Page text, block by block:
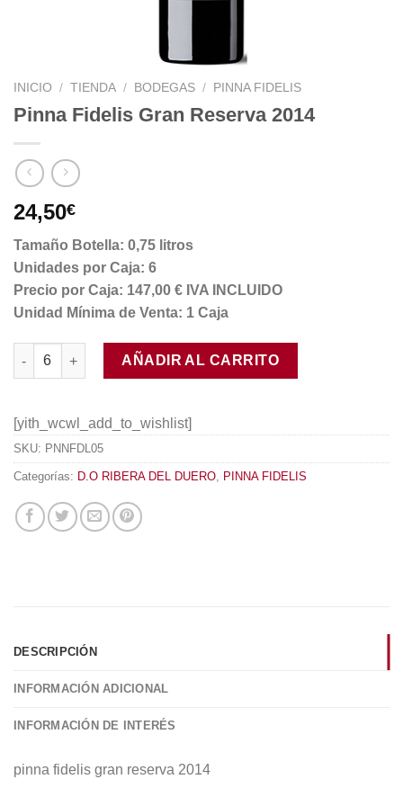
INICIO / TIENDA / BODEGAS / PINNA FIDELIS
Pinna Fidelis Gran Reserva 2014
24,50€
Tamaño Botella: 0,75 litros
Unidades por Caja: 6
Precio por Caja: 147,00 € IVA INCLUIDO
Unidad Mínima de Venta: 1 Caja
Pinna Fidelis Gran Reserva 2014 cantidad
AÑADIR AL CARRITO
[yith_wcwl_add_to_wishlist]
SKU: PNNFDL05
Categorías: D.O RIBERA DEL DUERO, PINNA FIDELIS
DESCRIPCIÓN
INFORMACIÓN ADICIONAL
INFORMACIÓN DE INTERÉS
pinna fidelis gran reserva 2014